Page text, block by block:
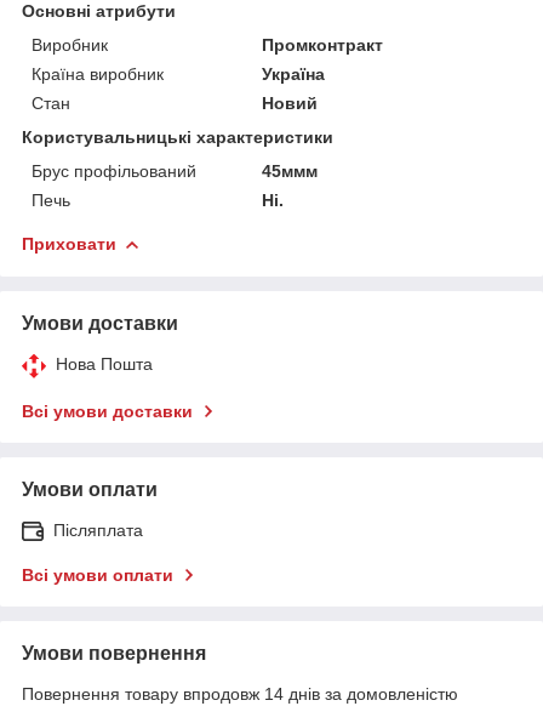
Основні атрибути
Виробник
Промконтракт
Країна виробник
Україна
Стан
Новий
Користувальницькі характеристики
Брус профільований
45ммм
Печь
Ні.
Приховати
Умови доставки
Нова Пошта
Всі умови доставки
Умови оплати
Післяплата
Всі умови оплати
Умови повернення
Повернення товару впродовж 14 днів за домовленістю